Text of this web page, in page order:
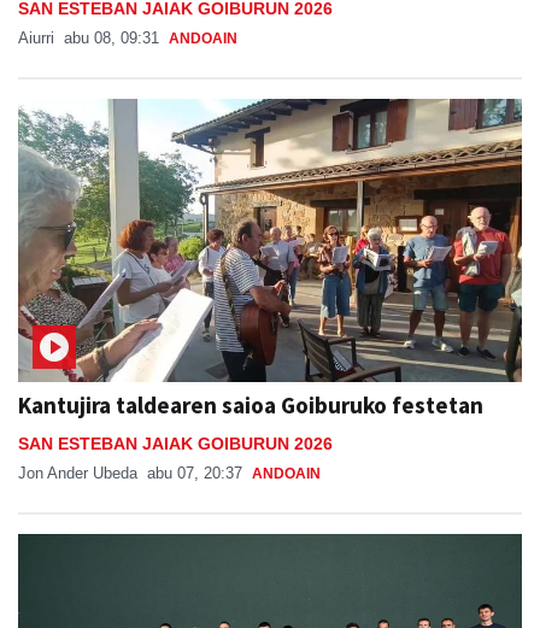
SAN ESTEBAN JAIAK GOIBURUN 2026
Aiurri abu 08, 09:31 ANDOAIN
Kantujira taldearen saioa Goiburuko festetan
SAN ESTEBAN JAIAK GOIBURUN 2026
Jon Ander Ubeda abu 07, 20:37 ANDOAIN